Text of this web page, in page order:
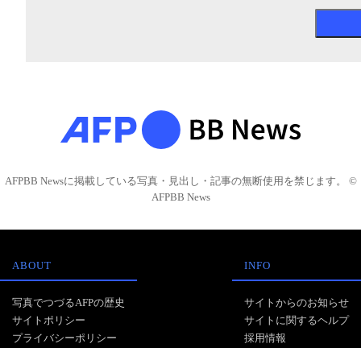
AFPBB Newsに掲載している写真・見出し・記事の無断使用を禁じます。 ©
AFPBB News
ABOUT
写真でつづるAFPの歴史
サイトポリシー
プライバシーポリシー
INFO
サイトからのお知らせ
サイトに関するヘルプ
採用情報